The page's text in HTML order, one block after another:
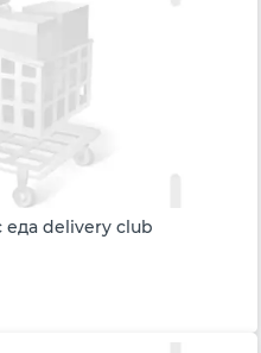
еда delivery club